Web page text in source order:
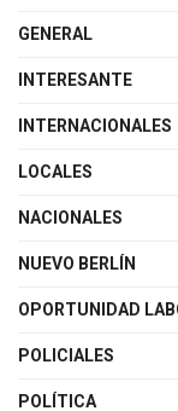
GENERAL
INTERESANTE
INTERNACIONALES
LOCALES
NACIONALES
NUEVO BERLÍN
OPORTUNIDAD
POLICIALES
POLÍTICA